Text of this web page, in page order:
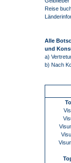
Reise
Alle
und
a)
b) Nach